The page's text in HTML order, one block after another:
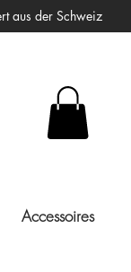
der Schweiz
Accessoires